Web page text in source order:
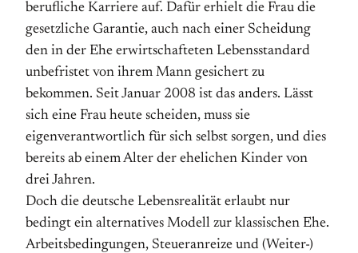
berufliche Karriere auf. Dafür erhielt die Frau die
gesetzliche Garantie, auch nach einer Scheidung
den in der Ehe erwirtschafteten Lebensstandard
unbefristet von ihrem Mann gesichert zu
bekommen. Seit Januar 2008 ist das anders. Lässt
sich eine Frau heute scheiden, muss sie
eigenverantwortlich für sich selbst sorgen, und dies
bereits ab einem Alter der ehelichen Kinder von
drei Jahren.
Doch die deutsche Lebensrealität erlaubt nur
bedingt ein alternatives Modell zur klassischen Ehe.
Arbeitsbedingungen, Steueranreize und (Weiter-)